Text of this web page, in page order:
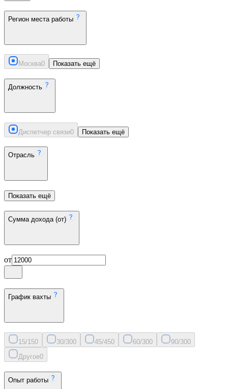
Регион места работы
Москва0 Показать ещё
Должность
Диспетчер связи0 Показать ещё
Отрасль
Показать ещё
Сумма дохода (от)
от
График вахты
15/150 30/300 45/450 60/300 90/300
Другое0
Опыт работы